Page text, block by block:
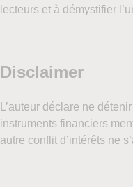
lecteurs et à démystifier